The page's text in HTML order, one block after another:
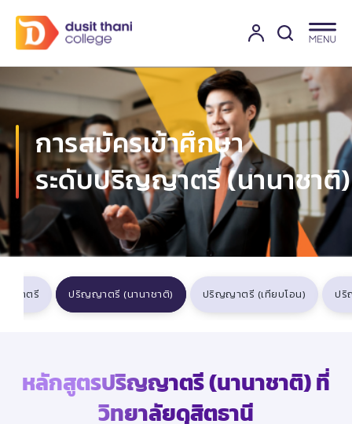
การสมัครเข้าศึกษา
ระดับปริญญาตรี (นานาชาติ)
ญาตรี ปริญญาตรี (นานาชาติ) ปริญญาตรี (เทียบโอน) ปริ
หลักสูตรปริญญาตรี (นานาชาติ) ที่
วิทยาลัยดุสิตธานี